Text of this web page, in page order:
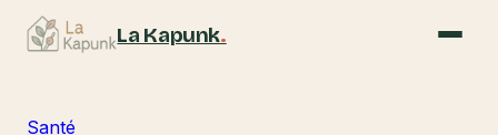
La Kapunk.
Santé